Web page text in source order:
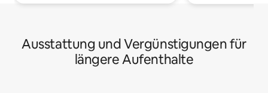
Ausstattung und Vergünstigungen für
längere Aufenthalte